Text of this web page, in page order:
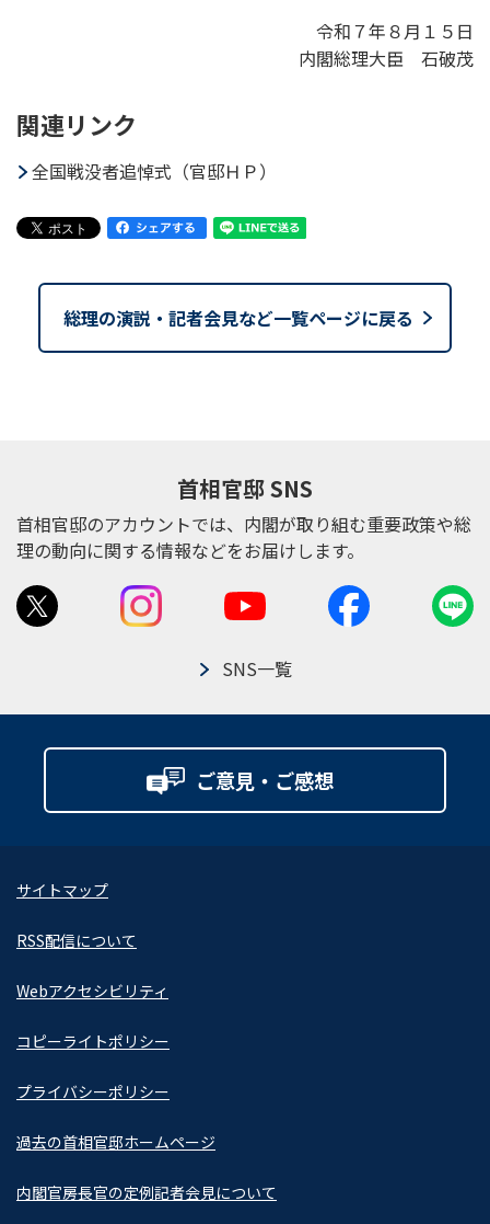
令和７年８月１５日
内閣総理大臣 石破茂
関連リンク
全国戦没者追悼式（官邸ＨＰ）
総理の演説・記者会見など一覧ページに戻る
首相官邸 SNS
首相官邸のアカウントでは、内閣が取り組む重要政策や総
理の動向に関する情報などをお届けします。
SNS一覧
ご意見・ご感想
サイトマップ
RSS配信について
Webアクセシビリティ
コピーライトポリシー
プライバシーポリシー
過去の首相官邸ホームページ
内閣官房長官の定例記者会見について